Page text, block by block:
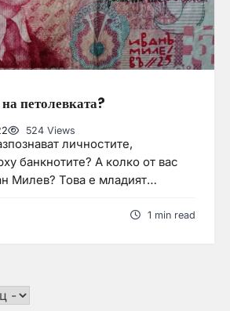
петолевката?
524 Views
личностите,
банкнотите? А колко от вас
Милев? Това е младият…
1 min read